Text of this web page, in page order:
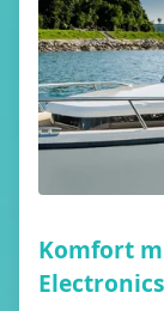
Komfort
Electronics